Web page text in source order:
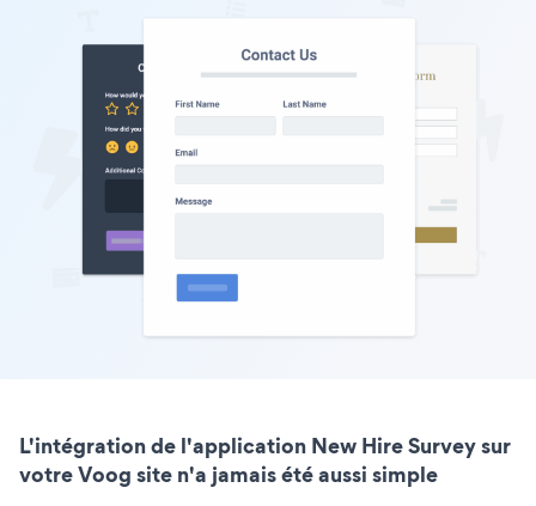
L'intégration de l'application New Hire Survey sur
votre Voog site n'a jamais été aussi simple